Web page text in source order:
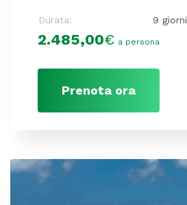
Durata: 9 giorni
2.485,00€ a persona
Prenota ora